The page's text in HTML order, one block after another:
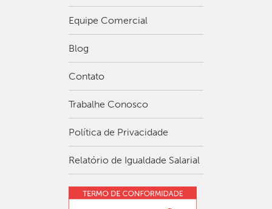
Equipe Comercial
Blog
Contato
Trabalhe Conosco
Política de Privacidade
Relatório de Igualdade Salarial